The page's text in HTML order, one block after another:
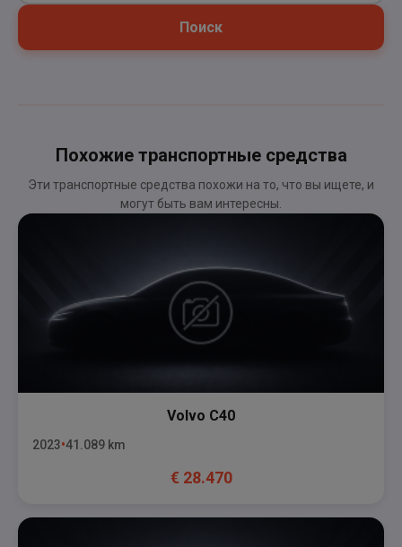
Поиск
Похожие транспортные средства
Эти транспортные средства похожи на то, что вы ищете, и
могут быть вам интересны.
Volvo C40
2023 41.089 km
€ 28.470